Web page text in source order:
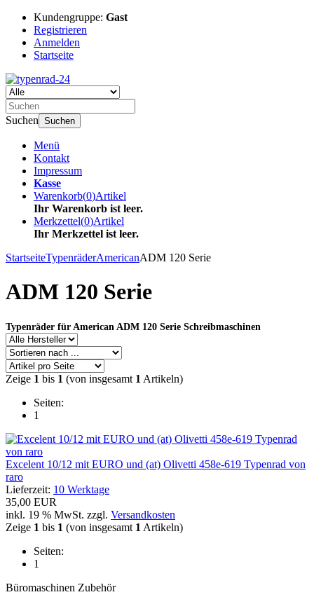
Kundengruppe: Gast
Registrieren
Anmelden
Startseite
Suchen Suchen
Menü
Kontakt
Impressum
Kasse
Warenkorb(0)Artikel
Ihr Warenkorb ist leer.
Merkzettel(0)Artikel
Ihr Merkzettel ist leer.
StartseiteTypenräderAmericanADM 120 Serie
ADM 120 Serie
Typenräder für American ADM 120 Serie Schreibmaschinen
Zeige 1 bis 1 (von insgesamt 1 Artikeln)
Seiten:
1
Excelent 10/12 mit EURO und (at) Olivetti 458e-619 Typenrad von
raro
Lieferzeit: 10 Werktage
35,00 EUR
inkl. 19 % MwSt. zzgl. Versandkosten
Zeige 1 bis 1 (von insgesamt 1 Artikeln)
Seiten:
1
Büromaschinen Zubehör